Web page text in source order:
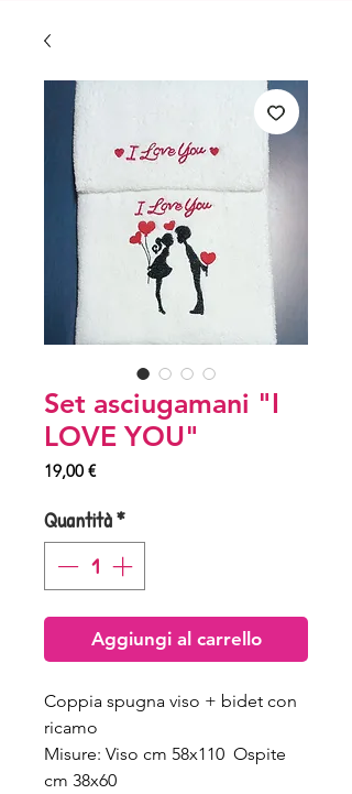
Set asciugamani "I
LOVE YOU"
19,00 €Prezzo
Quantità*
Aggiungi al carrello
Coppia spugna viso + bidet con
ricamo
Misure: Viso cm 58x110 Ospite
cm 38x60